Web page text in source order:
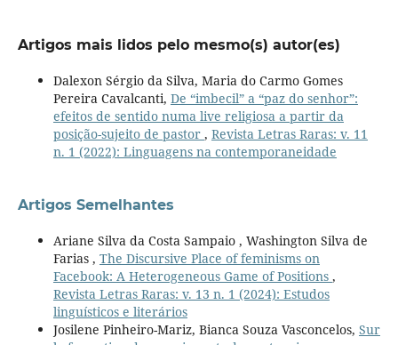
Artigos mais lidos pelo mesmo(s) autor(es)
Dalexon Sérgio da Silva, Maria do Carmo Gomes
Pereira Cavalcanti, De “imbecil” a “paz do senhor”:
efeitos de sentido numa live religiosa a partir da
posição-sujeito de pastor , Revista Letras Raras: v. 11
n. 1 (2022): Linguagens na contemporaneidade
Artigos Semelhantes
Ariane Silva da Costa Sampaio , Washington Silva de
Farias , The Discursive Place of feminisms on
Facebook: A Heterogeneous Game of Positions ,
Revista Letras Raras: v. 13 n. 1 (2024): Estudos
linguísticos e literários
Josilene Pinheiro-Mariz, Bianca Souza Vasconcelos, Sur